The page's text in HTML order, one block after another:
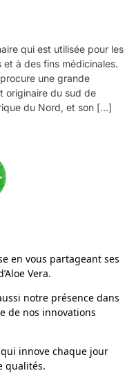
qui est utilisée pour les
et à des fins médicinales.
une grande
originaire du sud de
du Nord, et son […]
en vous partageant ses
Vera.
notre présence dans
de nos innovations
innove chaque jour
qualités.